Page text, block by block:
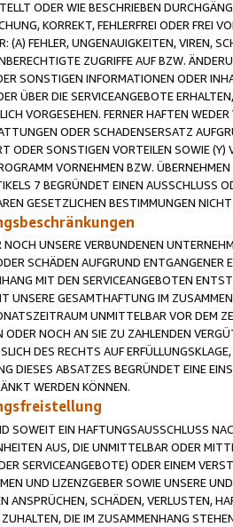
ODER WIE BESCHRIEBEN
KORREKT, FEHLERFREI ODER FREI
(A) FEHLER, UNGENAUIGKEITEN, VIREN,
ZUGRIFFE AUF BZW.
SONSTIGEN INFORMATIONEN ODER
ÜBER DIE SERVICEANGEBOTE
VORGESEHEN. FERNER HAFTEN
ODER SCHADENSERSATZ
ODER SONSTIGEN VORTEILEN SOWIE
VORNEHMEN BZW.
7 BEGRÜNDET EINEN AUSSCHLUSS
GESETZLICHEN BESTIMMUNGEN
NOCH UNSERE VERBUNDENEN
SCHÄDEN AUFGRUND ENTGANGENER
MIT DEN SERVICEANGEBOTEN
UNSERE GESAMTHAFTUNG IM
UNMITTELBAR VOR DEM
ODER NOCH AN SIE ZU ZAHLENDEN
DES RECHTS AUF
DIESES ABSATZES BEGRÜNDET EINE
WERDEN KÖNNEN.
SOWEIT EIN HAFTUNGSAUSSCHLUSS
AUS, DIE UNMITTELBAR ODER
SERVICEANGEBOTE) ODER EINEM
UND LIZENZGEBER SOWIE UNSERE
ANSPRÜCHEN, SCHÄDEN, VERLUSTEN,
DIE IM ZUSAMMENHANG